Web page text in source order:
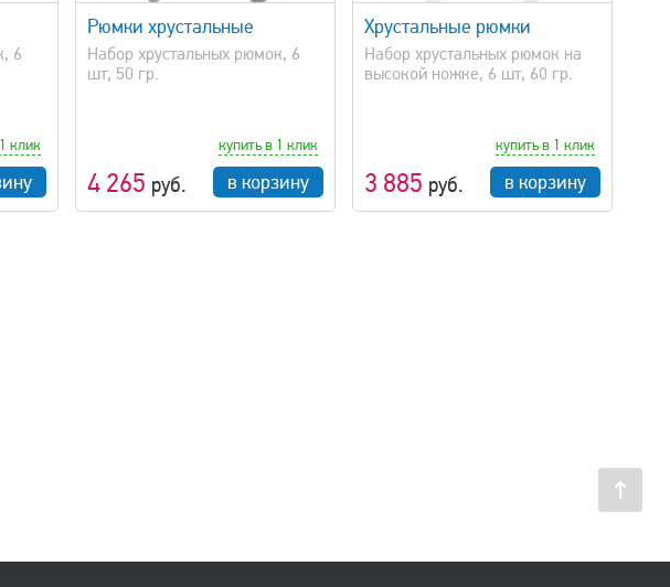
6
клик
Рюмки хрустальные
Набор хрустальных рюмок, 6
шт, 50 гр.
4 265 руб.
купить в 1 клик
в корзину
Хрустальные рюмки
Набор хрустальных рюмок на
высокой ножке, 6 шт, 60 гр.
3 885 руб.
купить в 1 клик
в корзину